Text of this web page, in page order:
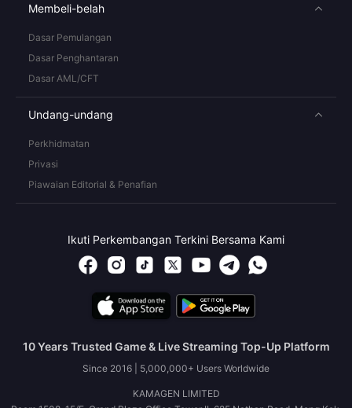
Membeli-belah
Dasar Pemulangan
Dasar Penghantaran
Dasar AML/CFT
Undang-undang
Perkhidmatan
Privasi
Piawaian Editorial & Penafian
Ikuti Perkembangan Terkini Bersama Kami
10 Years Trusted Game & Live Streaming Top-Up Platform
Since 2016 | 5,000,000+ Users Worldwide
KAMAGEN LIMITED